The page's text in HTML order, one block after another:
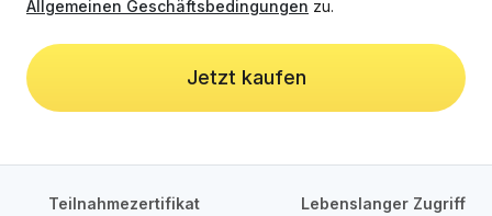
Allgemeinen Geschäftsbedingungen zu.
Jetzt kaufen
Teilnahmezertifikat Lebenslanger Zugriff